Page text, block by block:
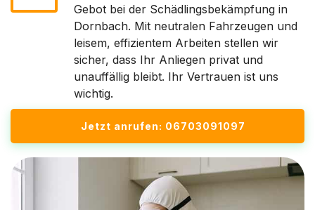
Gebot bei der Schädlingsbekämpfung in
Dornbach. Mit neutralen Fahrzeugen und
leisem, effizientem Arbeiten stellen wir
sicher, dass Ihr Anliegen privat und
unauffällig bleibt. Ihr Vertrauen ist uns
wichtig.
Jetzt anrufen: 06703091097